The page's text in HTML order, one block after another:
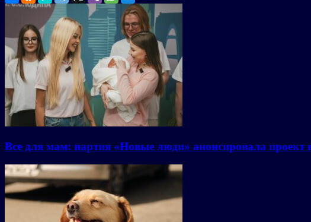
Все для мам: партия «Новые люди» анонсировала